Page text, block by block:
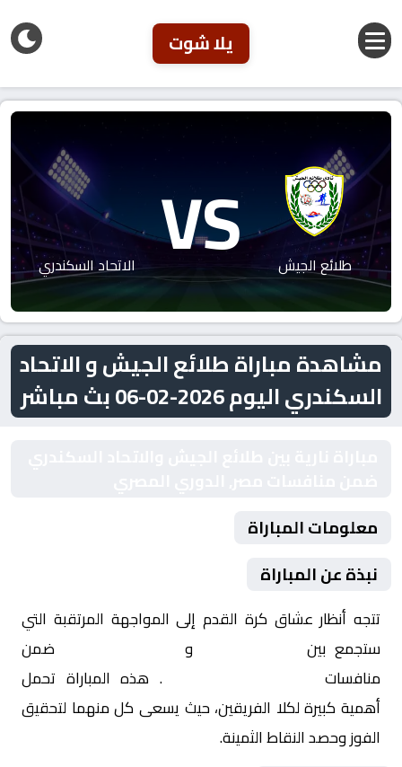
يلا شوت
طلائع الجيش VS الاتحاد السكندري
مشاهدة مباراة طلائع الجيش و الاتحاد
السكندري اليوم 2026-02-06 بث مباشر
معلومات المباراة
نبذة عن المباراة
تتجه أنظار عشاق كرة القدم إلى المواجهة المرتقبة التي
ستجمع بين
والاتحاد السكندري
ضمن
منافسات
. هذه المباراة تحمل
أهمية كبيرة لكلا الفريقين، حيث يسعى كل منهما لتحقيق
الفوز وحصد النقاط الثمينة.